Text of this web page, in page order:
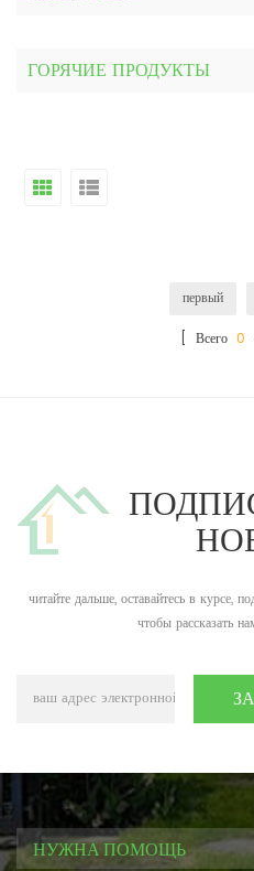
ГОРЯЧИЕ ПРОДУКТЫ
первый
[ Всего 0
читайте дальше, оставайтесь в курсе,
чтобы рассказать
НУЖНА ПОМОЩЬ